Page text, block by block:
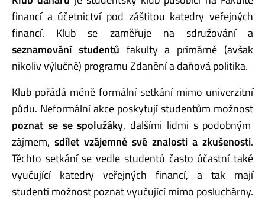
financí a účetnictví pod záštitou katedry veřejných
financí. Klub se zaměřuje na sdružování a
seznamování studentů fakulty a primárně (avšak
nikoliv výlučně) programu Zdanění a daňová politika.
Klub pořádá méně formální setkání mimo univerzitní
půdu. Neformální akce poskytují studentům možnost
poznat se se spolužáky, dalšími lidmi s podobným
zájmem, sdílet vzájemně své znalosti a zkušenosti.
Těchto setkání se vedle studentů často účastní také
vyučující katedry veřejných financí, a tak mají
studenti možnost poznat vyučující mimo posluchárny.